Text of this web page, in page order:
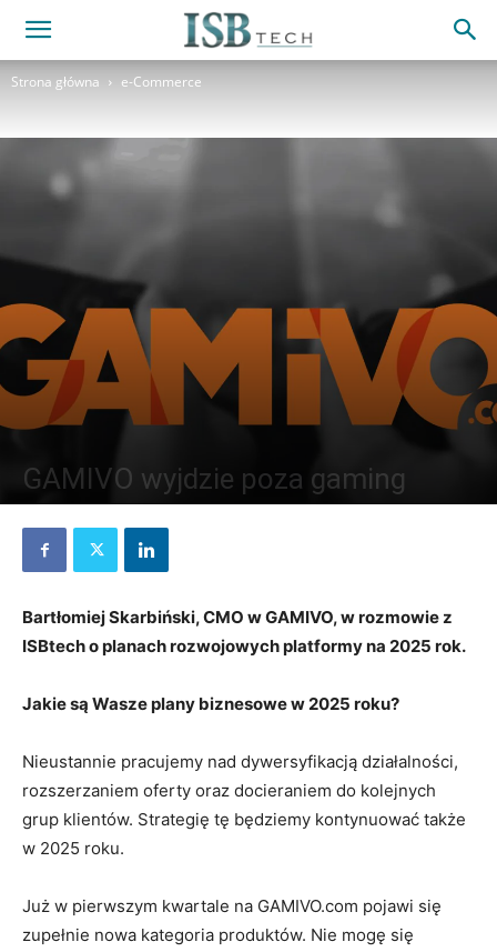
Strona główna e-Commerce
GAMIVO wyjdzie poza gaming
Bartłomiej Skarbiński, CMO w GAMIVO, w rozmowie z
ISBtech o planach rozwojowych platformy na 2025 rok.
Jakie są Wasze plany biznesowe w 2025 roku?
Nieustannie pracujemy nad dywersyfikacją działalności,
rozszerzaniem oferty oraz docieraniem do kolejnych
grup klientów. Strategię tę będziemy kontynuować także
w 2025 roku.
Już w pierwszym kwartale na GAMIVO.com pojawi się
zupełnie nowa kategoria produktów. Nie mogę się